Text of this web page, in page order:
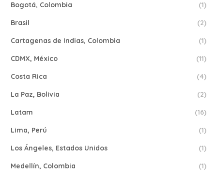
Bogotá, Colombia (1)
Brasil (2)
Cartagenas de Indias, Colombia (1)
CDMX, México (11)
Costa Rica (4)
La Paz, Bolivia (2)
Latam (16)
Lima, Perú (1)
Los Ángeles, Estados Unidos (1)
Medellín, Colombia (1)